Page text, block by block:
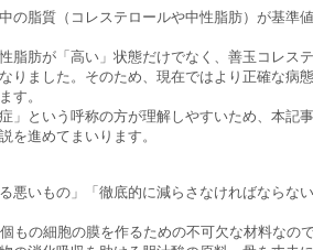
の脂質（コレステロールや中性脂肪）が基準
脂肪が「高い」状態だけでなく、善玉コレス
りました。そのため、現在ではより正確な病
す。
」という呼称の方が理解しやすいため、本記
を進めてまいります。
悪いもの」「徹底的に減らさなければならな
もの細胞の膜を作るための不可欠な材料なの